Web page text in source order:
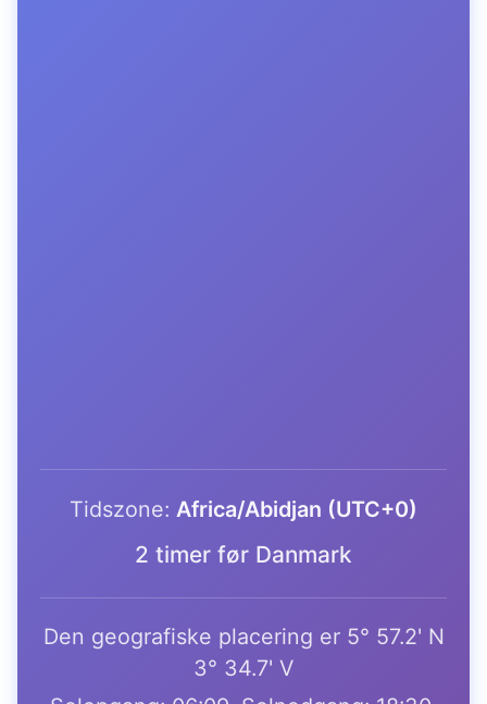
Tidszone: Africa/Abidjan (UTC+0)
2 timer før Danmark
Den geografiske placering er 5° 57.2' N
3° 34.7' V